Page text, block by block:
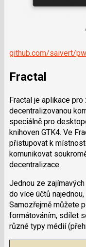
github.com/saivert/
Fractal
Fractal je aplikace
decentralizovanou
speciálně pro
knihoven GTK4. Ve
přistupovat k
komunikovat
decentralizace.
Jednou ze
do více účtů
Samozřejmě můžete
formátováním, sdílet
různé typy médií